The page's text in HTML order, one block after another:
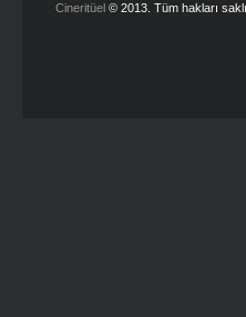
Cineritüel © 2013. Tüm hakları